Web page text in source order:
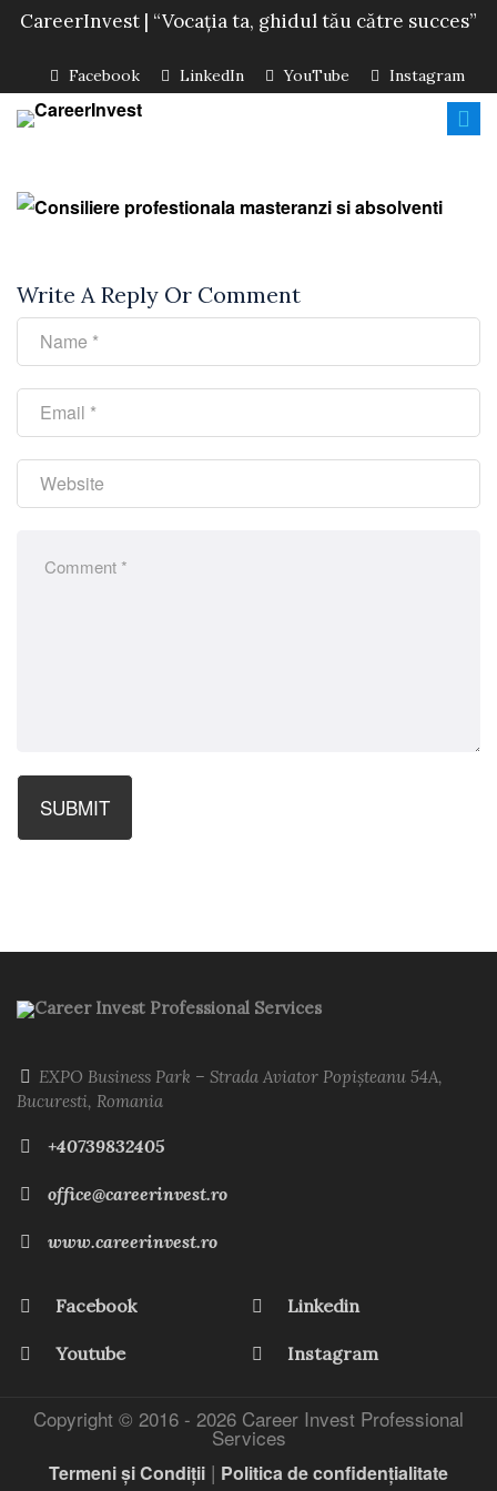
CareerInvest | “Vocația ta, ghidul tău către succes”
Facebook LinkedIn YouTube Instagram
Write A Reply Or Comment
SUBMIT
Career Invest Professional Services
EXPO Business Park – Strada Aviator Popișteanu 54A,
Bucuresti, Romania
+40739832405
office@careerinvest.ro
www.careerinvest.ro
Facebook Linkedin
Youtube Instagram
Copyright © 2016 - 2026 Career Invest Professional
Services
Termeni și Condiții | Politica de confidențialitate